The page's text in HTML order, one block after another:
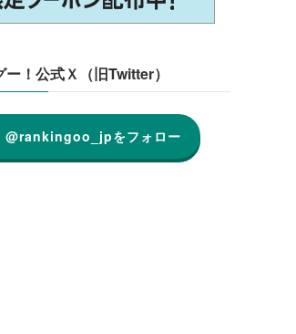
！公式Ｘ（旧Twitter）
@rankingoo_jpをフォロー